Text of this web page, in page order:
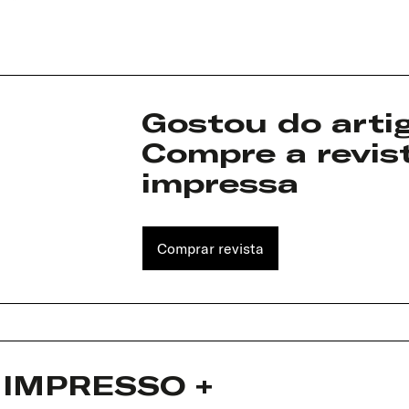
Gostou do
Compre a
impressa
Comprar revista
+